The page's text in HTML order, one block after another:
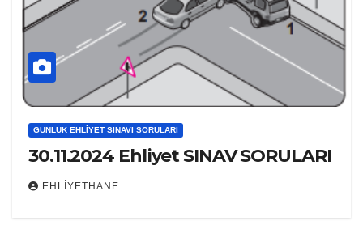
GUNLUK EHLIYET SINAVI SORULARI
30.11.2024 Ehliyet SINAV SORULARI
EHLIYETHANE